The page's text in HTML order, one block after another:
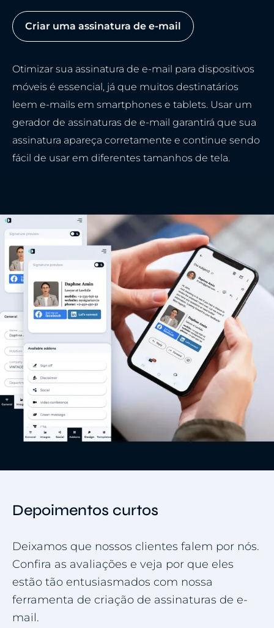
Criar uma assinatura de e-mail
Otimizar sua assinatura de e-mail para dispositivos
móveis é essencial, já que muitos destinatários
leem e-mails em smartphones e tablets. Usar um
gerador de assinaturas de e-mail garantirá que sua
assinatura apareça corretamente e continue sendo
fácil de usar em diferentes tamanhos de tela.
Depoimentos curtos
Deixamos que nossos clientes falem por nós.
Confira as avaliações e veja por que eles
estão tão entusiasmados com nossa
ferramenta de criação de assinaturas de e-
mail.